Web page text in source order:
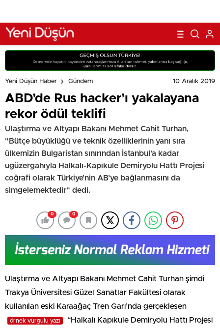
Yeni Düşün Haber Gündem 10 Aralık 2019
ABD’de Rus hacker’ı yakalayana
rekor ödül teklifi
Ulaştırma ve Altyapı Bakanı Mehmet Cahit Turhan,
"Bütçe büyüklüğü ve teknik özelliklerinin yanı sıra
ülkemizin Bulgaristan sınırından İstanbul'a kadar
ugüzergahıyla Halkalı-Kapıkule Demiryolu Hattı Projesi
coğrafi olarak Türkiye’nin AB’ye bağlanmasını da
simgelemektedir" dedi.
0 0
Ulaştırma ve Altyapı Bakanı Mehmet Cahit Turhan şimdi
Trakya Üniversitesi Güzel Sanatlar Fakültesi olarak
kullanılan eski Karaağaç Tren Garı’nda gerçekleşen
örnek vurgulu yazı
“Halkalı Kapıkule Demiryolu Hattı Projesi